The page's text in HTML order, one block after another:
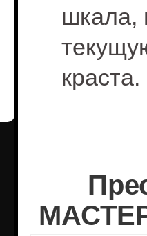
шкала,
краста.